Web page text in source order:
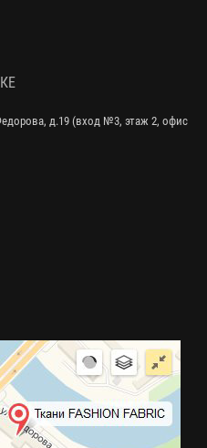
д.19 (вход №3, этаж 2, офис